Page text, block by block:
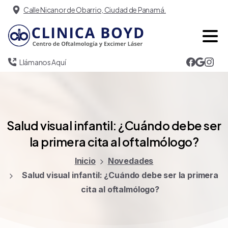
Calle Nicanor de Obarrio, Ciudad de Panamá.
Llámanos Aquí
Saludvisual infantil: ¿Cuándodebeser
la primera cita aloftalmólogo?
Inicio
Novedades
Salud visual infantil: ¿Cuándo debe ser la primera
cita al oftalmólogo?